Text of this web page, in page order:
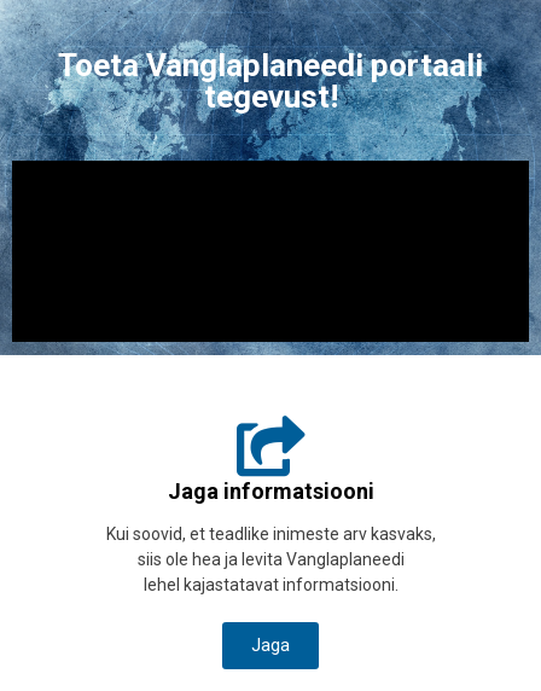
Toeta Vanglaplaneedi portaali
tegevust!
Jaga informatsiooni
Kui soovid, et teadlike inimeste arv kasvaks,
siis ole hea ja levita Vanglaplaneedi
lehel kajastatavat informatsiooni.
Jaga